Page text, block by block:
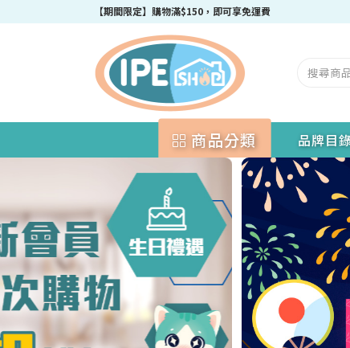
成為IPEshop會員，新會員即可獲得迎新$50購物優惠碼！
商品分類 品牌目